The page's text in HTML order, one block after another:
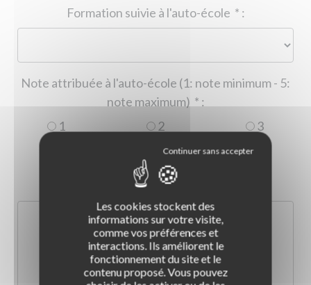
* :
Note attribuée à l'auto-école (1: note minimum - 5:
* :
1
2
3
5
Les cookies stockent des
informations sur votre visite,
comme vos préférences et
interactions. Ils améliorent le
fonctionnement du site et le
contenu proposé. Vous pouvez